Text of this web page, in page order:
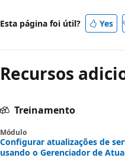
Esta página foi útil? Yes
Recursos
Treinamento
Módulo
Configurar atualizações de
usando o Gerenciador de